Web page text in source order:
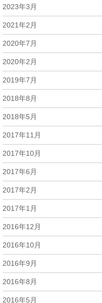
2023年3月
2021年2月
2020年7月
2020年2月
2019年7月
2018年8月
2018年5月
2017年11月
2017年10月
2017年6月
2017年2月
2017年1月
2016年12月
2016年10月
2016年9月
2016年8月
2016年5月